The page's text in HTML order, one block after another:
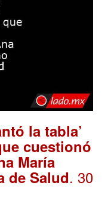
la tabla’
cuestionó
María
de Salud. 30